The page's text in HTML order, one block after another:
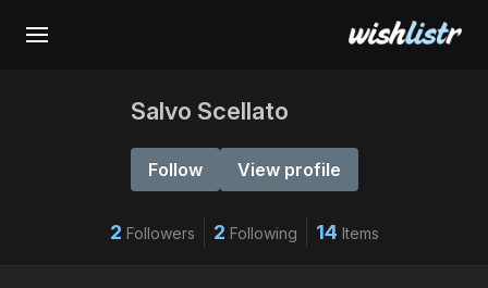
Salvo Scellato
Follow View profile
2 Followers 2 Following 14 Items